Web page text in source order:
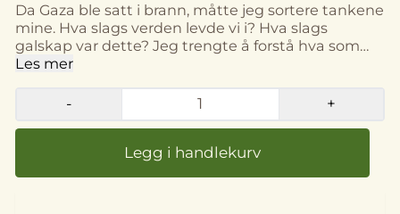
Da Gaza ble satt i brann, måtte jeg sortere tankene
mine. Hva slags verden levde vi i? Hva slags
galskap var dette? Jeg trengte å forstå hva som
skjedde. Og jeg trengte håp. Så jeg begynte å
debatter, nyhetssendinger. Jeg skrev fortere enn
jeg rakk å tenke. Jeg brukte pennen for å holde
meg fast. For hvor skulle verden gå videre
refleksjoner, nedtegnet mens folkemordet i Gaza
Les mer
- +